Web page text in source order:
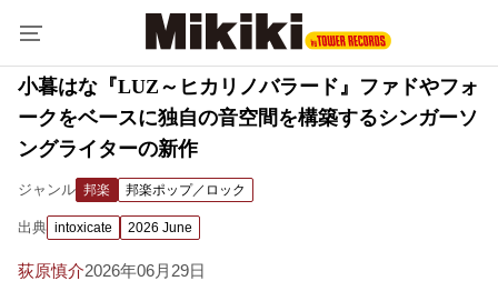
小暮はな『LUZ～ヒカリノバラード』ファドやフォ
ークをベースに独自の音空間を構築するシンガーソ
ングライターの新作
ジャンル 邦楽 邦楽ポップ／ロック
出典 intoxicate 2026 June
荻原慎介2026年06月29日